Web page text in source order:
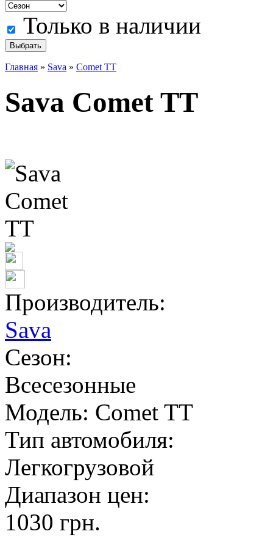
Только в наличии
Главная » Sava » Comet TT
Sava Comet TT
Производитель:
Sava
Сезон:
Всесезонные
Модель: Comet TT
Тип автомобиля:
Легкогрузовой
Диапазон цен:
1030 грн.